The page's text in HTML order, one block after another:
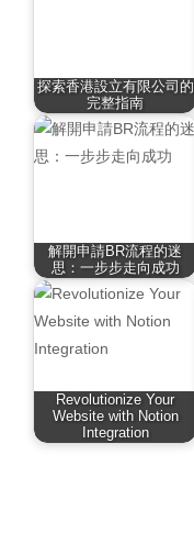
探索香港設立有限公司的
完整指南
解開申請BR流程的迷
思：一步步走向成功
Revolutionize Your
Website with Notion
Integration